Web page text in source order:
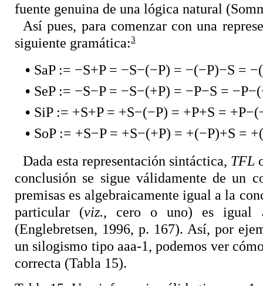
fuente genuina de una lógica natural
Así pues, para comenzar con una
siguiente gramática:3
• SaP := −S+P = −S−(−P) = −(−P)−S =
• SeP := −S−P = −S−(+P) = −P−S =
• SiP := +S+P = +S−(−P) = +P+S =
• SoP := +S−P = +S−(+P) = +(−P)+S =
Dada esta representación sintáctica, TFL
conclusión se sigue válidamente de un
premisas es algebraicamente igual a la
particular (viz., cero o uno) es igual
(Englebretsen, 1996, p. 167). Así, por
un silogismo tipo aaa-1, podemos ver
correcta (Tabla 15).